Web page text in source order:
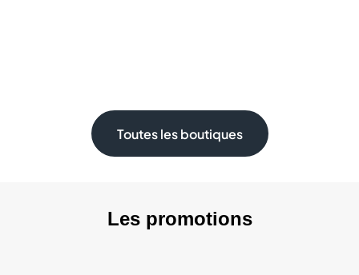
Toutes les boutiques
Les promotions